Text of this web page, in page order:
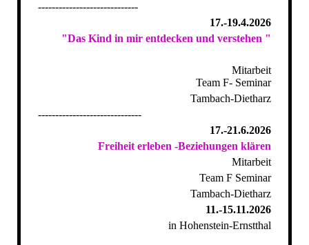
-----------------------------
17.-19.4.2026
"Das Kind in mir entdecken und verstehen "
Mitarbeit
Team F- Seminar
Tambach-Dietharz
------------------------------
17.-21.6.2026
Freiheit erleben -Beziehungen klären
Mitarbeit
Team F Seminar
Tambach-Dietharz
11.-15.11.2026
in Hohenstein-Ernstthal